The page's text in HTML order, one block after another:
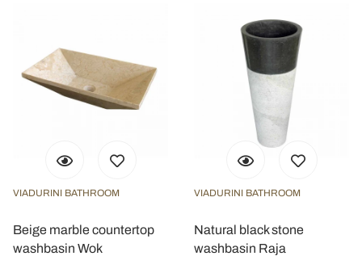
VIADURINI BATHROOM
Beige marble countertop
washbasin Wok
VIADURINI BATHROOM
Natural black stone
washbasin Raja